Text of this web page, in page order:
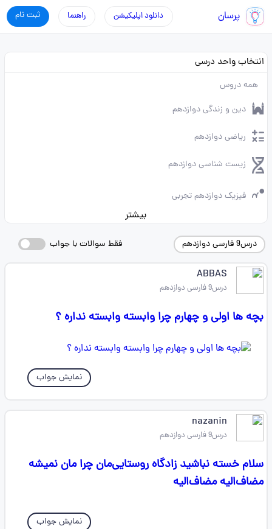
پرسان ثبت نام راهنما دانلود اپلیکیشن
انتخاب واحد درسی
همه دروس
دین و زندگی دوازدهم
ریاضی دوازدهم
زیست شناسی دوازدهم
فیزیک دوازدهم تجربی
بیشتر
درس9 فارسی دوازدهم فقط سوالات با جواب
ABBAS
درس9 فارسی دوازدهم
بچه ها اولی و چهارم چرا وابسته وابسته نداره ؟
نمایش جواب
nazanin
درس9 فارسی دوازدهم
سلام خسته نباشید زادگاه روستایی‌مان چرا مان نمیشه
مضاف‌الیه مضاف‌الیه
نمایش جواب